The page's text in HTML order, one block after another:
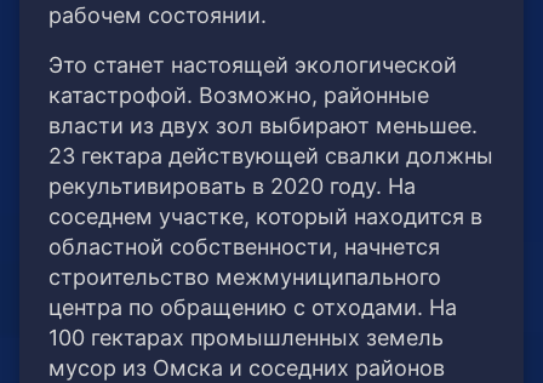
рабочем состоянии.
Это станет настоящей экологической
катастрофой. Возможно, районные
власти из двух зол выбирают меньшее.
23 гектара действующей свалки должны
рекультивировать в 2020 году. На
соседнем участке, который находится в
областной собственности, начнется
строительство межмуниципального
центра по обращению с отходами. На
100 гектарах промышленных земель
мусор из Омска и соседних районов